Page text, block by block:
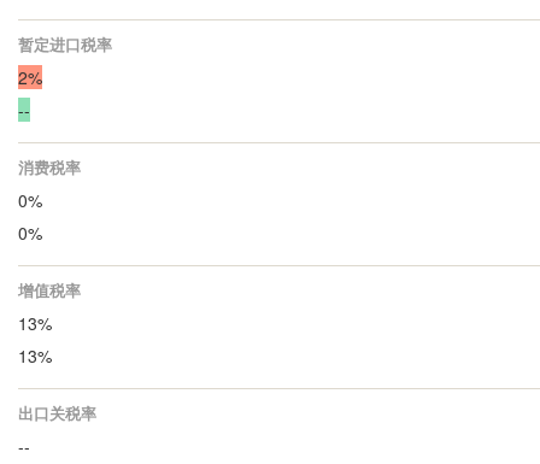
暂定进口税率
2%
--
消费税率
0%
0%
增值税率
13%
13%
出口关税率
--